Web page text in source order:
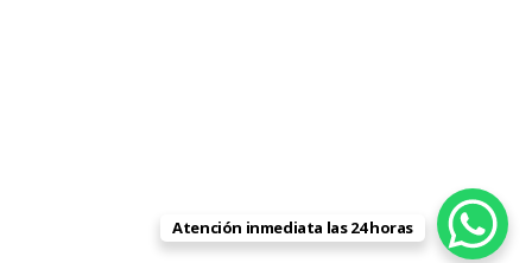
Atención inmediata las 24 horas